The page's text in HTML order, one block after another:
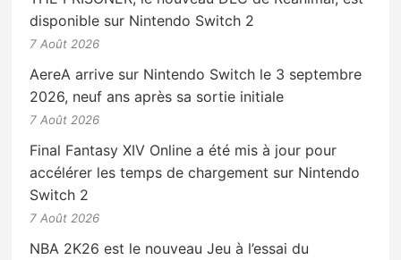
disponible sur Nintendo Switch 2
7 Août 2026
AereA arrive sur Nintendo Switch le 3 septembre
2026, neuf ans après sa sortie initiale
7 Août 2026
Final Fantasy XIV Online a été mis à jour pour
accélérer les temps de chargement sur Nintendo
Switch 2
7 Août 2026
NBA 2K26 est le nouveau Jeu à l’essai du